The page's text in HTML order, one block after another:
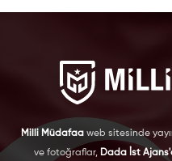
Milli Müdafaa web sitesinde
ve fotoğraflar, Dada İst